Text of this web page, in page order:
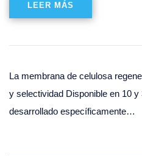
LEER MÁS
La membrana de celulosa
y selectividad Disponible en 10
desarrollado específicamente…